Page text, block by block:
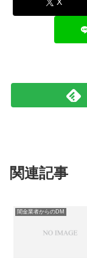
関連記事
闇金業者からのDM